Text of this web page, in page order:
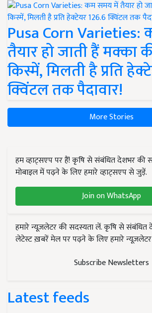
Pusa Corn
तैयार हो जाती हैं मक्का
किस्में, मिलती है प्रति
क्विंटल तक पैदावार!
More Stories
हम व्हाट्सएप पर हैं! कृषि से संबंधित देशभर की
मोबाइल में पढ़ने के लिए हमारे व्हाट्सएप से जुड़ें.
Join on WhatsApp
हमारे न्यूज़लेटर की सदस्यता लें. कृषि से संबंधित
लेटेस्ट ख़बरें मेल पर पढ़ने के लिए हमारे
Subscribe Newsletters
Latest feeds